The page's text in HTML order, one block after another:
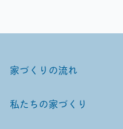
家づくりの流れ
私たちの家づくり